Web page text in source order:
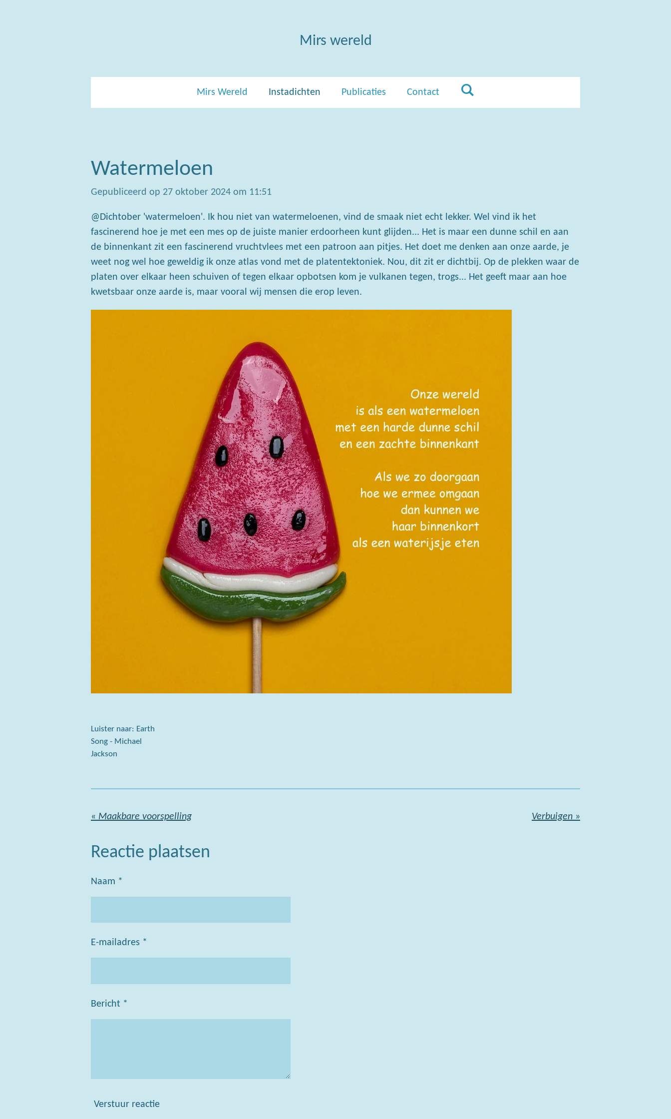
Mirs wereld
Mirs Wereld Instadichten Publicaties Contact
Watermeloen
Gepubliceerd op 27 oktober 2024 om 11:51
@Dichtober 'watermeloen'. Ik hou niet van watermeloenen, vind de smaak niet echt lekker. Wel vind ik het
fascinerend hoe je met een mes op de juiste manier erdoorheen kunt glijden... Het is maar een dunne schil en aan
de binnenkant zit een fascinerend vruchtvlees met een patroon aan pitjes. Het doet me denken aan onze aarde, je
weet nog wel hoe geweldig ik onze atlas vond met de platentektoniek. Nou, dit zit er dichtbij. Op de plekken waar de
platen over elkaar heen schuiven of tegen elkaar opbotsen kom je vulkanen tegen, trogs... Het geeft maar aan hoe
kwetsbaar onze aarde is, maar vooral wij mensen die erop leven.
Luister naar: Earth
Song - Michael
Jackson
« Maakbare voorspelling Verbuigen »
Reactie plaatsen
Naam *
E-mailadres *
Bericht *
Verstuur reactie